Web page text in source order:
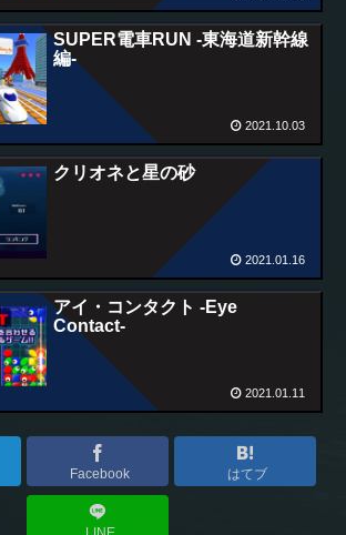
SUPER電車RUN -東海道新幹線
編-
2021.10.03
クリオネと星の砂
2021.01.16
アイ・コンタクト -Eye
Contact-
2021.01.11
Facebook はてブ